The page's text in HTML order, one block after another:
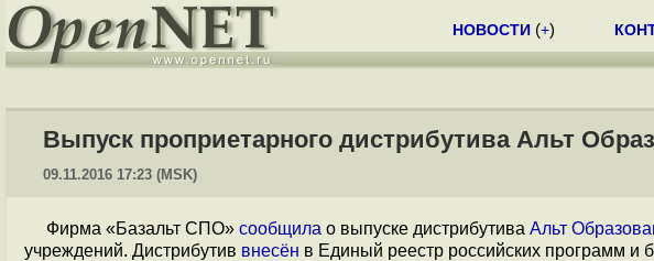
НОВОСТИ (+)
Выпуск проприетарного дистрибутива Альт
09.11.2016 17:23 (MSK)
Фирма «Базальт СПО» сообщила о выпуске дистрибутива Альт
учреждений. Дистрибутив внесён в Единый реестр российских программ и